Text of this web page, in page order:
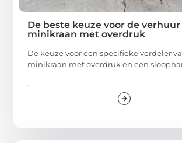
De beste keuze voor de verhuur
minikraan met overdruk
De keuze voor een specifieke verdeler
minikraan met overdruk en een
...